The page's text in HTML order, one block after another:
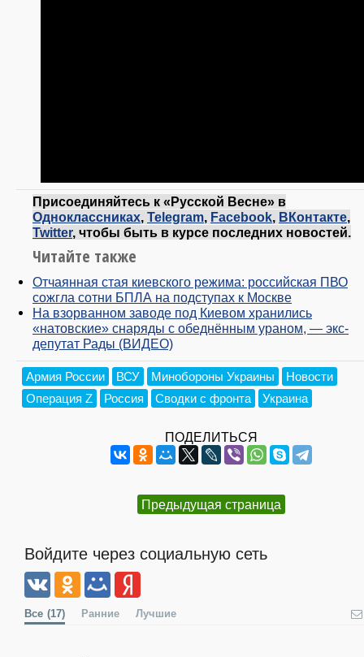
Присоединяйтесь к «Русской Весне» в
Одноклассниках, Telegram, Facebook, ВКонтакте,
Twitter, чтобы быть в курсе последних новостей.
Читайте также
Отчаянная стая киевского режима: российская ПВО
сожгла сотни БПЛА на подступах к Москве
На взорванном заводе под Киевом хранились
«натовские» снаряды с обеднённым ураном, — экс-
депутат Рады (ВИДЕО)
Армия России ВСУ Минобороны Украины
Новости
Операция Z
Россия Сводки с фронта Украина
ПОДЕЛИТЬСЯ
Предыдущая страница
Войдите через социальную сеть
Все (17) Ранние Лучшие